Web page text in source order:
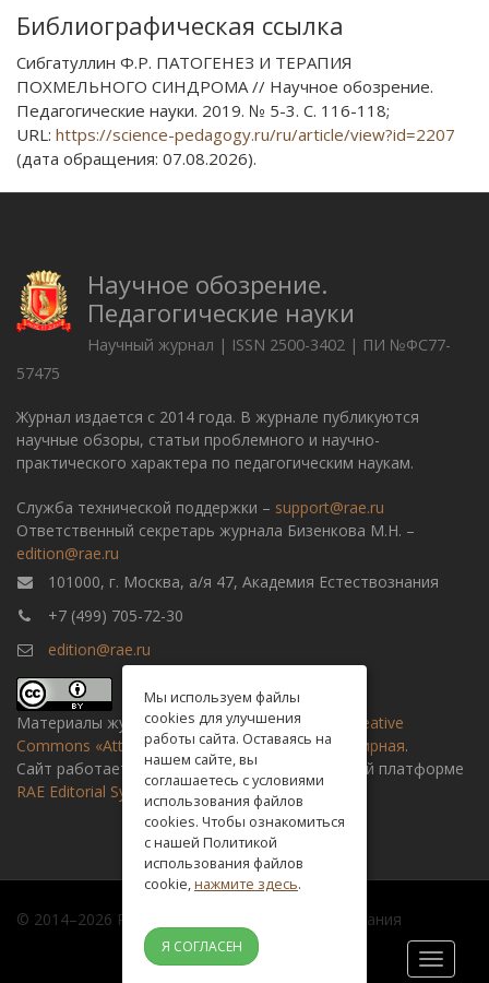
Библиографическая ссылка
Сибгатуллин Ф.Р. ПАТОГЕНЕЗ И ТЕРАПИЯ
ПОХМЕЛЬНОГО СИНДРОМА // Научное обозрение.
Педагогические науки. 2019. № 5-3. С. 116-118;
URL: https://science-pedagogy.ru/ru/article/view?id=2207
(дата обращения: 07.08.2026).
Научное обозрение.
Педагогические науки
Научный журнал | ISSN 2500-3402 | ПИ №ФС77-
57475
Журнал издается с 2014 года. В журнале публикуются
научные обзоры, статьи проблемного и научно-
практического характера по педагогическим наукам.
Служба технической поддержки – support@rae.ru
Ответственный секретарь журнала Бизенкова М.Н. –
edition@rae.ru
101000, г. Москва, а/я 47, Академия Естествознания
+7 (499) 705-72-30
edition@rae.ru
Материалы журнала доступны полицензии Creative
Commons «Attribution» («Атрибуция») 4.0 Всемирная.
Сайт работает на универсальной издательской платформе
RAE Editorial System
© 2014–2026 Российская академия естествознания
Toggle
Мы используем файлы
cookies для улучшения
работы сайта. Оставаясь на
нашем сайте, вы
соглашаетесь с условиями
использования файлов
cookies. Чтобы ознакомиться
с нашей Политикой
использования файлов
cookie,нажмите здесь.
Я СОГЛАСЕН